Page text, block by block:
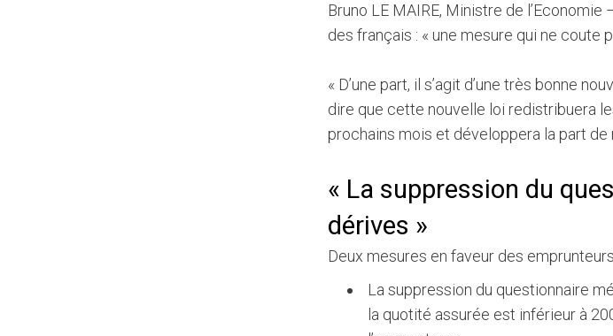
Bruno LE MAIRE, Ministre de
des français : « une mesure qui ne coute
« D’une part, il s’agit d’une très bonne
dire que cette nouvelle loi redistribuera
prochains mois et développera la part de
« La suppression du
dérives »
Deux mesures en faveur des
La suppression du questionnaire
la quotité assurée est inférieur à